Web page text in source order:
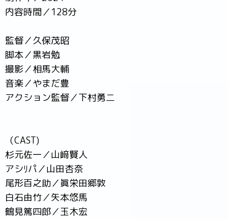
内容時間／128分
監督／久保茂昭
脚本／黒岩勉
撮影／相馬大輔
音楽／やまだ豊
アクション監督／下村勇二
（CAST)
杉元佐一／山﨑賢人
アシﾘパ／山田杏奈
尾形百之助／眞栄田郷敦
白石由竹／矢本悠馬
鶴見篤四郎／玉木宏